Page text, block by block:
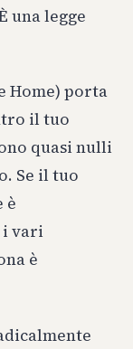
una legge
Home) porta
il tuo
quasi nulli
Se il tuo
è
i vari
è